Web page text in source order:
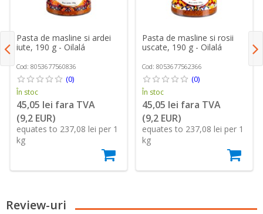
Pasta de masline si ardei
iute, 190 g - Oilalá
Cod: 8053677560836
(0)
În stoc
45,05 lei fara TVA
(9,2 EUR)
equates to 237,08 lei per 1
kg
Pasta de masline si rosii
uscate, 190 g - Oilalá
Cod: 8053677562366
(0)
În stoc
45,05 lei fara TVA
(9,2 EUR)
equates to 237,08 lei per 1
kg
Review-uri